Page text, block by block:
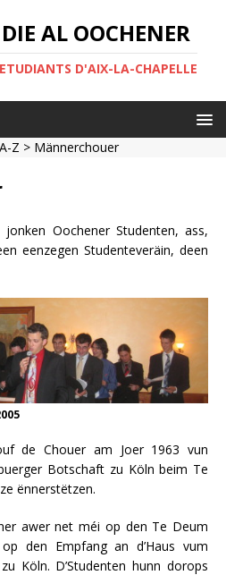
AL OOCHENER
D'AIX-LA-CHAPELLE
A-Z > Männerchouer
Oochener Studenten, ass,
eenzegen Studenteveräin, deen
de Chouer am Joer 1963 vun
Botschaft zu Köln beim Te
ënnerstëtzen.
awer net méi op den Te Deum
den Empfang an d’Haus vum
Köln. D’Studenten hunn dorops